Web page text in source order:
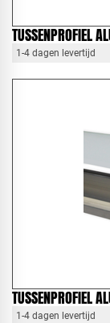
TUSSENPROFIEL
1-4 dagen levertijd
TUSSENPROFIEL
1-4 dagen levertijd